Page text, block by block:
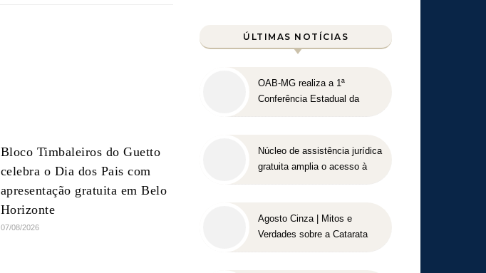
Bloco Timbaleiros do Guetto
celebra o Dia dos Pais com
apresentação gratuita em Belo
Horizonte
07/08/2026
ÚLTIMAS NOTÍCIAS
OAB-MG realiza a 1ª
Conferência Estadual da
nacional
Núcleo de assistência jurídica
gratuita amplia o acesso à
Agosto Cinza | Mitos e
Verdades sobre a Catarata